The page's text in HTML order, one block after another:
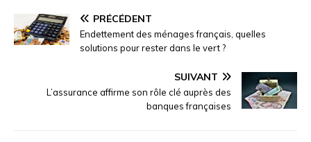
PRÉCÉDENT
Endettement des ménages français, quelles
solutions pour rester dans le vert ?
SUIVANT
L’assurance affirme son rôle clé auprès des
banques françaises